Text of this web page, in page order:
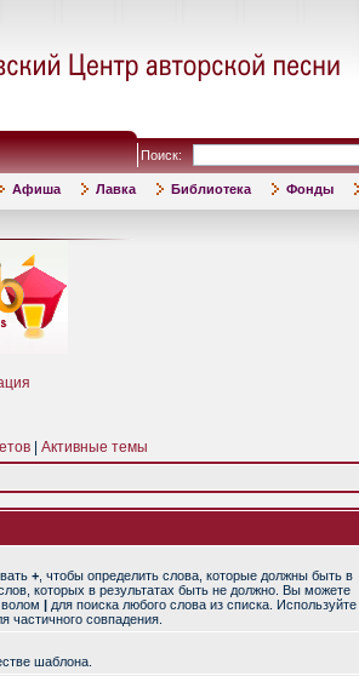
Поиск:
Афиша Лавка Библиотека Фонды
Активные темы
+ , чтобы определить слова, которые должны быть в
которых в результатах быть не должно. Вы можете
| для поиска любого слова из списка. Используйте
частичного совпадения.
шаблона.